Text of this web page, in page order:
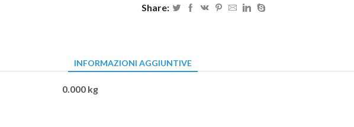
Share:
INFORMAZIONI AGGIUNTIVE
0.000 kg